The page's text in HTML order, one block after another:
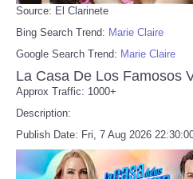
Source: El Clarinete
Bing Search Trend: Marie Claire
Google Search Trend: Marie Claire
La Casa De Los Famosos
Approx Traffic: 1000+
Description:
Publish Date: Fri, 7 Aug 2026